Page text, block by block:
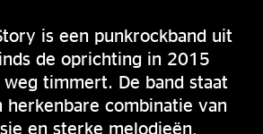
is een punkrockband uit
de oprichting in 2015
weg timmert. De band staat
herkenbare combinatie van
en sterke melodieën,